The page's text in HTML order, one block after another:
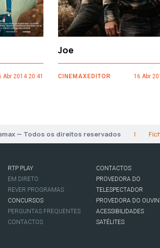
Abr 2014 20:41
Joe
CINEMAXEDITOR 16 Abr
— Todos os direitos reservados |
RTP PLAY
EM DIRETO
REVER PROGRAMAS
CONCURSOS
PERGUNTAS FREQUENTES
CONTACTOS
CONTACTOS
PROVEDORA DO
TELESPECTADOR
PROVEDORA DO
ACESSIBILIDADES
SATÉLITES